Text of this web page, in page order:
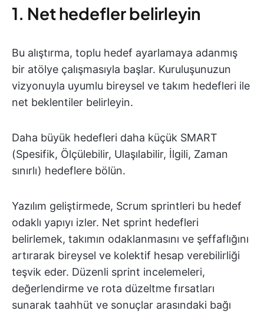
1. Net hedefler belirleyin
Bu alıştırma, toplu hedef ayarlamaya adanmış
bir atölye çalışmasıyla başlar. Kuruluşunuzun
vizyonuyla uyumlu bireysel ve takım hedefleri ile
net beklentiler belirleyin.
Daha büyük hedefleri daha küçük SMART
(Spesifik, Ölçülebilir, Ulaşılabilir, İlgili, Zaman
sınırlı) hedeflere bölün.
Yazılım geliştirmede, Scrum sprintleri bu hedef
odaklı yapıyı izler. Net sprint hedefleri
belirlemek, takımın odaklanmasını ve şeffaflığını
artırarak bireysel ve kolektif hesap verebilirliği
teşvik eder. Düzenli sprint incelemeleri,
değerlendirme ve rota düzeltme fırsatları
sunarak taahhüt ve sonuçlar arasındaki bağı